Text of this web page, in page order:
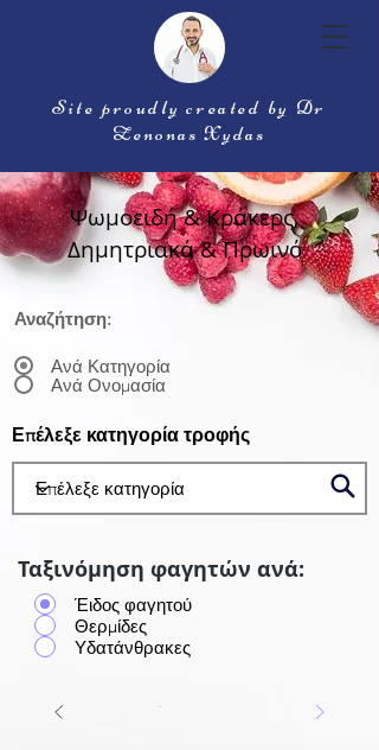
Site proudly created by Dr
Zenonas Xydas
Ψωμοειδή & Κράκερς,
Δημητριακά & Πρωινό
Αναζήτηση:
Ανά Κατηγορία
Ανά Ονομασία
Επέλεξε κατηγορία τροφής
Ταξινόμηση φαγητών ανά:
Έιδος φαγητού
Θερμίδες
Υδατάνθρακες